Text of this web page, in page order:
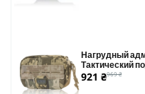
Нагрудный
Тактический
921 ₴969 ₴